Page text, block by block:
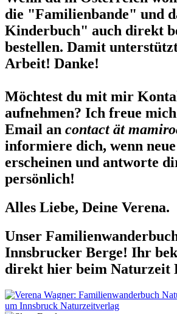
die "Familienbande" und
Kinderbuch" auch direkt
bestellen. Damit
Arbeit! Danke!
Möchtest du mit mir
aufnehmen? Ich freue
Email an contact ät
informiere dich, wenn
erscheinen und antworte
persönlich!
Alles Liebe, Deine Verena.
Unser
Innsbrucker Berge! Ihr
direkt hier beim Naturzeit